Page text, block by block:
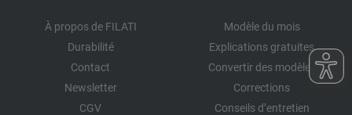
À propos de FILATI
Durabilité
Contact
Newsletter
CGV
Modèle du mois
Explications gratuites
Convertir des modèles
Corrections
Conseils d’entretien